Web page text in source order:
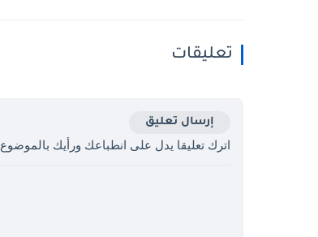
تعليقات
إرسال تعليق
اترك تعليقا يدل على انطباعك ورأيك بالموضوع